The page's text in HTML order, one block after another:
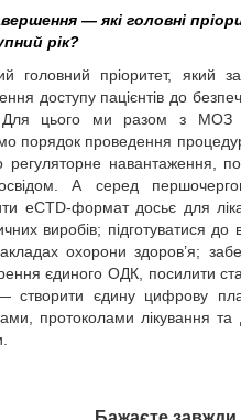
— які головні
рік?
головний пріоритет, який
доступу пацієнтів до
Для цього ми разом з МОЗ
порядок проведення
регуляторне навантаження,
А серед
еCTD-формат досьє для
виробів; підготуватися до
охорони здоров’я;
єдиного ОДК, посилити
створити єдину цифрову
протоколами лікування